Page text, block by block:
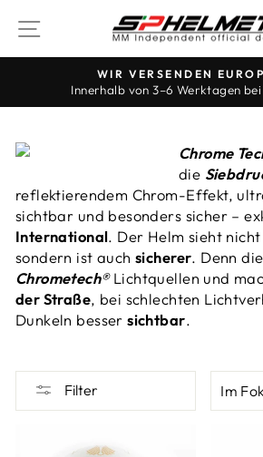
Inhalt
NAVIGATION
Die
WIR VERSENDEN
Innerhalb von 3–6 Werktagen
Chrome
die
reflektierendem Chrom-Effekt,
sichtbar und besonders sicher –
International. Der Helm sieht
sondern ist auchsicherer. Denn
Chrometech®Lichtquellen und
der Straße, bei schlechten
Dunkeln bessersichtbar.
Filter